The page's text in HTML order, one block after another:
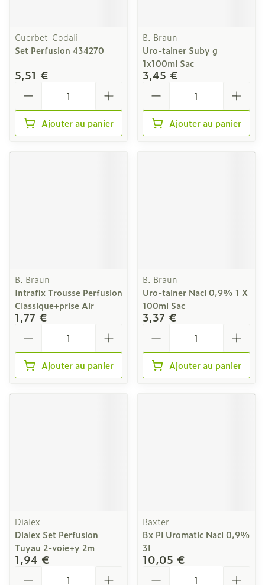
Guerbet-Codali
Set Perfusion 434270
5,51 €
Ajouter au panier
B. Braun
Uro-tainer Suby g
1x100ml Sac
3,45 €
Ajouter au panier
B. Braun
Intrafix Trousse Perfusion
Classique+prise Air
1,77 €
Ajouter au panier
B. Braun
Uro-tainer Nacl 0,9% 1 X
100ml Sac
3,37 €
Ajouter au panier
Dialex
Dialex Set Perfusion
Tuyau 2-voie+y 2m
1,94 €
Baxter
Bx Pl Uromatic Nacl 0,9%
3l
10,05 €